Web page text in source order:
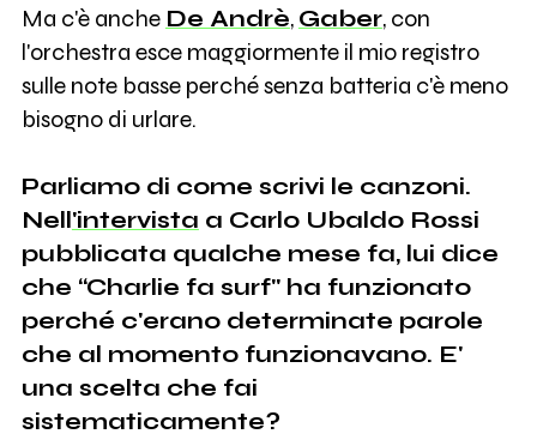
Ma c'è anche De Andrè, Gaber, con
l'orchestra esce maggiormente il mio registro
sulle note basse perché senza batteria c'è meno
bisogno di urlare.
Parliamo di come scrivi le canzoni.
Nell'intervista a Carlo Ubaldo Rossi
pubblicata qualche mese fa, lui dice
che “Charlie fa surf" ha funzionato
perché c'erano determinate parole
che al momento funzionavano. E'
una scelta che fai
sistematicamente?